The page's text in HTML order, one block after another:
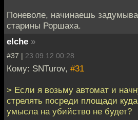
Поневоле, начинаешь
старины Роршаха.
elche »
#37 | 23.09.12 00:28
Кому: SNTurov, #31
> Если я возьму автомат и
стрелять посреди площади
умысла на убийство не будет?